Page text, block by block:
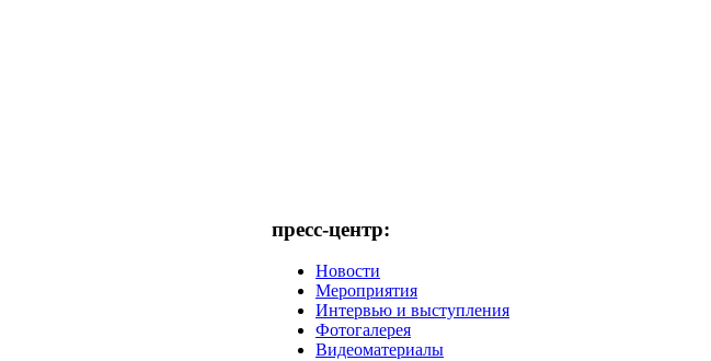
пресс-центр:
Новости
Мероприятия
Интервью и выступления
Фотогалерея
Видеоматериалы